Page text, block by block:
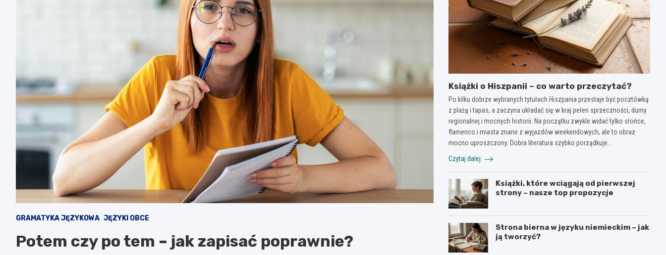
GRAMATYKA JĘZYKOWA JĘZYKI OBCE
Potem czy po tem – jak zapisać poprawnie?
Książki o Hiszpanii – co warto przeczytać?
Po kilku dobrze wybranych tytułach Hiszpania przestaje być pocztówką
z plażą i tapas, a zaczyna układać się w kraj pełen sprzeczności, dumy
regionalnej i mocnych historii. Na początku zwykle widać tylko słońce,
flamenco i miasta znane z wyjazdów weekendowych, ale to obraz
mocno uproszczony. Dobra literatura szybko porządkuje…
Czytaj dalej
Książki, które wciągają od pierwszej
strony – nasze top propozycje
Strona bierna w języku niemieckim – jak
ją tworzyć?